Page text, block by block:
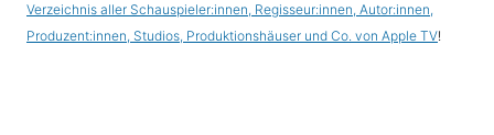
Verzeichnis aller Schauspieler:innen, Regisseur:innen, Autor:innen,
Produzent:innen, Studios, Produktionshäuser und Co. von Apple TV!